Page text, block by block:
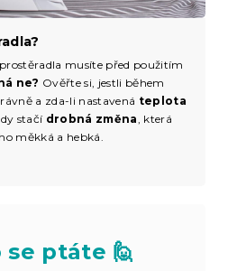
musíte před použitím
ne? Ověřte si, jestli během
a zda-li nastavená teplota
stačí drobná změna, která
měkká a hebká.
se ptáte 🙋